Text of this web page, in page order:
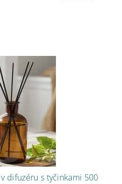
difuzéru s tyčinkami 500